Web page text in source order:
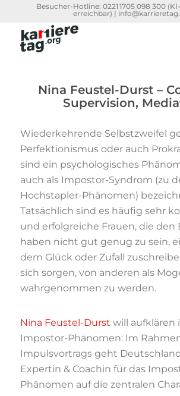
Besucher-Hotline:0221 1705 098 300
erreichbar) |
Nina Feustel-Durst –
Supervision,
Wiederkehrende Selbstzweifel
Perfektionismus oder auch
sind ein psychologisches
auch als Impostor-Syndrom (zu
Hochstapler-Phänomen)
Tatsächlich sind es häufig sehr
und erfolgreiche Frauen, die den
haben nicht gut genug zu sein,
dem Glück oder Zufall
sich sorgen, von anderen als
wahrgenommen zu werden.
Nina Feustel-Durst will aufklären
Impostor-Phänomen: Im
Impulsvortrags geht
Expertin & Coachin für das
Phänomen auf die zentralen